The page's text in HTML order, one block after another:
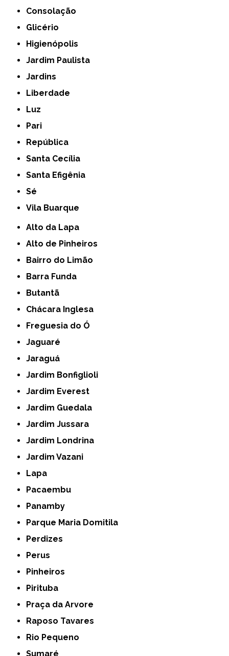
Consolação
Glicério
Higienópolis
Jardim Paulista
Jardins
Liberdade
Luz
Pari
República
Santa Cecília
Santa Efigênia
Sé
Vila Buarque
Alto da Lapa
Alto de Pinheiros
Bairro do Limão
Barra Funda
Butantã
Chácara Inglesa
Freguesia do Ó
Jaguaré
Jaraguá
Jardim Bonfiglioli
Jardim Everest
Jardim Guedala
Jardim Jussara
Jardim Londrina
Jardim Vazani
Lapa
Pacaembu
Panamby
Parque Maria Domitila
Perdizes
Perus
Pinheiros
Pirituba
Praça da Arvore
Raposo Tavares
Rio Pequeno
Sumaré